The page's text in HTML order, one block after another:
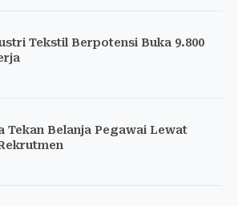
Tekstil Berpotensi Buka 9.800
Tekan Belanja Pegawai Lewat